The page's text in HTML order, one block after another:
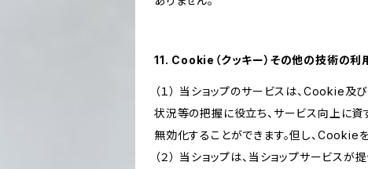
11. Cookie（クッキー）その他の技術の利
（１） 当ショップのサービスは、Cookie
状況等の把握に役立ち、サービス向上に
無効化することができます。但し、Cookie
（２） 当ショップは、当ショップサービ